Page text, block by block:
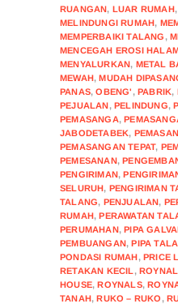
RUANGAN, LUAR RUMAH
MELINDUNGI RUMAH,
MEMPERBAIKI TALANG ,
MENCEGAH EROSI
MENYALURKAN, METAL
MEWAH,MUDAH
PANAS,OBENG' ,PABRIK,
PEJUALAN,PELINDUNG,
PEMASANGA,
JABODETABEK,
PEMASANGAN TEPAT,
PEMESANAN,
PENGIRIMAN,
SELURUH, PENGIRIMAN
TALANG, PENJUALAN,
RUMAH,PERAWATAN
PERUMAHAN,PIPA
PEMBUANGAN,PIPA
PONDASI RUMAH,PRICE
RETAKAN KECIL ,
HOUSE,ROYNALS,
TANAH,RUKO – RUKO ,